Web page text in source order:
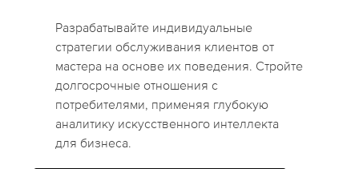
Разрабатывайте индивидуальные
стратегии обслуживания клиентов от
мастера на основе их поведения. Стройте
долгосрочные отношения с
потребителями, применяя глубокую
аналитику искусственного интеллекта
для бизнеса.